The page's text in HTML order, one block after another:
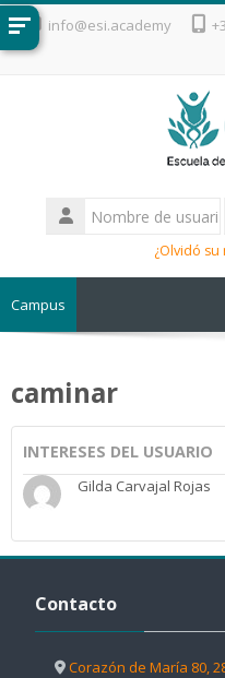
Salta al contenido principal
info@esi.academy
Nombre
de
¿Olvidó
Campus
caminar
INTERESES DEL USUARIO
Gilda Carvajal Rojas
Contacto
Corazón de María 80,